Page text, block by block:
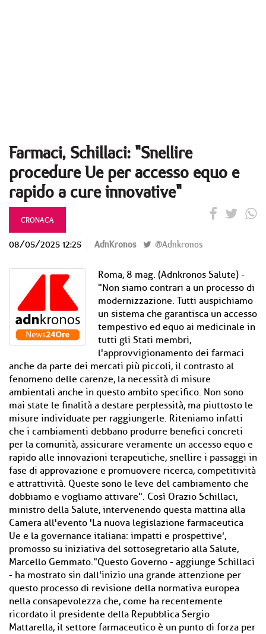
Farmaci, Schillaci: "Snellire
procedure Ue per accesso equo e
rapido a cure innovative"
CRONACA
08/05/2025 12:25 AdnKronos @Adnkronos
Roma, 8 mag. (Adnkronos Salute) -
"Non siamo contrari a un processo di
modernizzazione. Tutti auspichiamo
un sistema che garantisca un accesso
tempestivo ed equo ai medicinale in
tutti gli Stati membri,
l'approvvigionamento dei farmaci
anche da parte dei mercati più piccoli, il contrasto al
fenomeno delle carenze, la necessità di misure
ambientali anche in questo ambito specifico. Non sono
mai state le finalità a destare perplessità, ma piuttosto le
misure individuate per raggiungerle. Riteniamo infatti
che i cambiamenti debbano produrre benefici concreti
per la comunità, assicurare veramente un accesso equo e
rapido alle innovazioni terapeutiche, snellire i passaggi in
fase di approvazione e promuovere ricerca, competitività
e attrattività. Queste sono le leve del cambiamento che
dobbiamo e vogliamo attivare". Così Orazio Schillaci,
ministro della Salute, intervenendo questa mattina alla
Camera all'evento 'La nuova legislazione farmaceutica
Ue e la governance italiana: impatti e prospettive',
promosso su iniziativa del sottosegretario alla Salute,
Marcello Gemmato."Questo Governo - aggiunge Schillaci
- ha mostrato sin dall'inizio una grande attenzione per
questo processo di revisione della normativa europea
nella consapevolezza che, come ha recentemente
ricordato il presidente della Repubblica Sergio
Mattarella, il settore farmaceutico è un punto di forza per